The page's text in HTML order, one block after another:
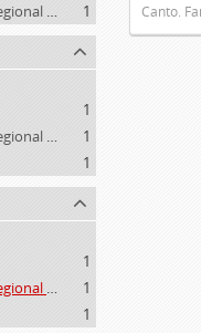
Biblioteca Pública e Arquivo Regional de Ponta Delgada
1
1
Biblioteca Pública e Arquivo Regional de Ponta Delgada (1841- )
1
1
1
Biblioteca Pública e Arquivo Regional de Ponta Delgada (1841- )
1
1
Canto.